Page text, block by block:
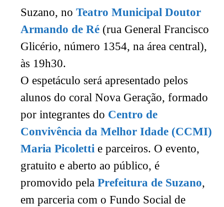
Suzano, no Teatro Municipal Doutor
Armando de Ré (rua General Francisco
Glicério, número 1354, na área central),
às 19h30.
O espetáculo será apresentado pelos
alunos do coral Nova Geração, formado
por integrantes do Centro de
Convivência da Melhor Idade (CCMI)
Maria Picoletti e parceiros. O evento,
gratuito e aberto ao público, é
promovido pela Prefeitura de Suzano,
em parceria com o Fundo Social de